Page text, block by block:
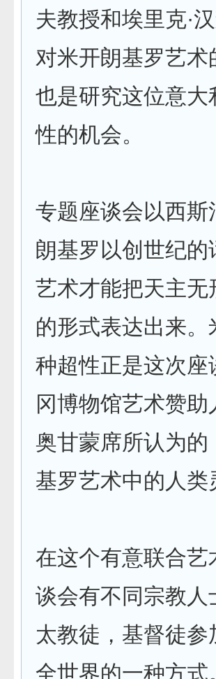
夫教授和埃里克·
对米开朗基罗艺
也是研究这位意
性的机会。
专题座谈会以西
朗基罗以创世纪
艺术才能把天主
的形式表达出来
种超性正是这次
冈博物馆艺术赞
奥甘蒙席所认为的
基罗艺术中的人类
在这个有意联合
谈会有不同宗教
太教徒，基督徒
全世界的一种方式